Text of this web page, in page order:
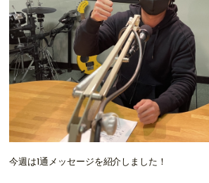
今週は1通メッセージを紹介しました！